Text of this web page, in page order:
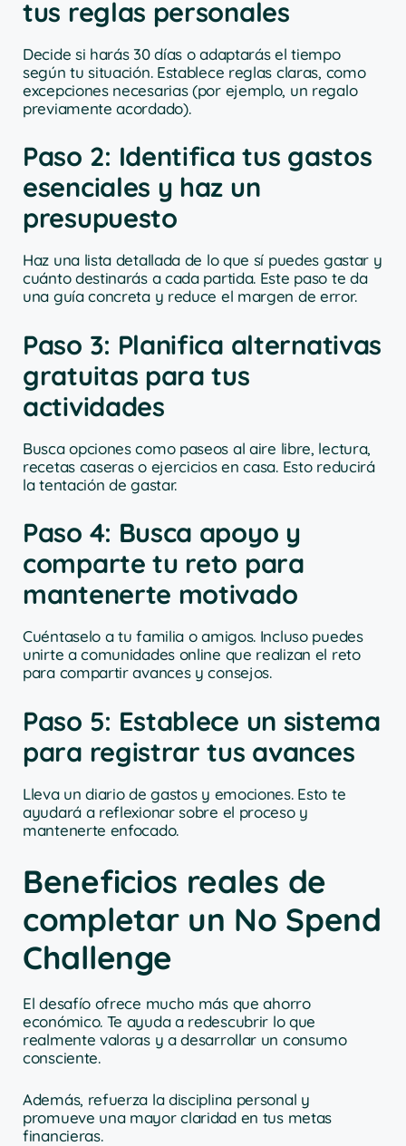
tus reglas personales
Decide si harás 30 días o adaptarás el tiempo
según tu situación. Establece reglas claras, como
excepciones necesarias (por ejemplo, un regalo
previamente acordado).
Paso 2: Identifica tus gastos
esenciales y haz un
presupuesto
Haz una lista detallada de lo que sí puedes gastar y
cuánto destinarás a cada partida. Este paso te da
una guía concreta y reduce el margen de error.
Paso 3: Planifica alternativas
gratuitas para tus
actividades
Busca opciones como paseos al aire libre, lectura,
recetas caseras o ejercicios en casa. Esto reducirá
la tentación de gastar.
Paso 4: Busca apoyo y
comparte tu reto para
mantenerte motivado
Cuéntaselo a tu familia o amigos. Incluso puedes
unirte a comunidades online que realizan el reto
para compartir avances y consejos.
Paso 5: Establece un sistema
para registrar tus avances
Lleva un diario de gastos y emociones. Esto te
ayudará a reflexionar sobre el proceso y
mantenerte enfocado.
Beneficios reales de
completar un No Spend
Challenge
El desafío ofrece mucho más que ahorro
económico. Te ayuda a redescubrir lo que
realmente valoras y a desarrollar un consumo
consciente.
Además, refuerza la disciplina personal y
promueve una mayor claridad en tus metas
financieras.